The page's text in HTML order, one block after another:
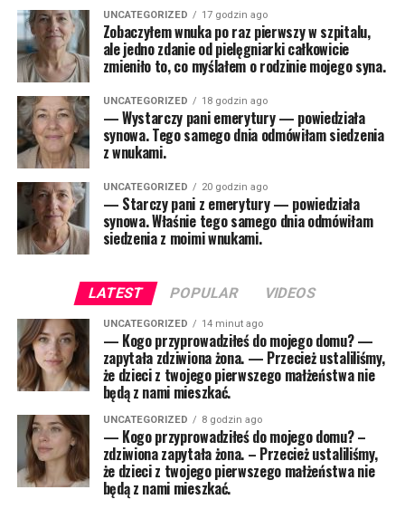
UNCATEGORIZED 17 godzin ago
Zobaczyłem wnuka po raz pierwszy w szpitalu,
ale jedno zdanie od pielęgniarki całkowicie
zmieniło to, co myślałem o rodzinie mojego syna.
UNCATEGORIZED 18 godzin ago
— Wystarczy pani emerytury — powiedziała
synowa. Tego samego dnia odmówiłam siedzenia
z wnukami.
UNCATEGORIZED 20 godzin ago
— Starczy pani z emerytury — powiedziała
synowa. Właśnie tego samego dnia odmówiłam
siedzenia z moimi wnukami.
LATEST POPULAR VIDEOS
UNCATEGORIZED 14 minut ago
— Kogo przyprowadziłeś do mojego domu? —
zapytała zdziwiona żona. — Przecież ustaliliśmy,
że dzieci z twojego pierwszego małżeństwa nie
będą z nami mieszkać.
UNCATEGORIZED 8 godzin ago
— Kogo przyprowadziłeś do mojego domu? –
zdziwiona zapytała żona. – Przecież ustaliliśmy,
że dzieci z twojego pierwszego małżeństwa nie
będą z nami mieszkać.